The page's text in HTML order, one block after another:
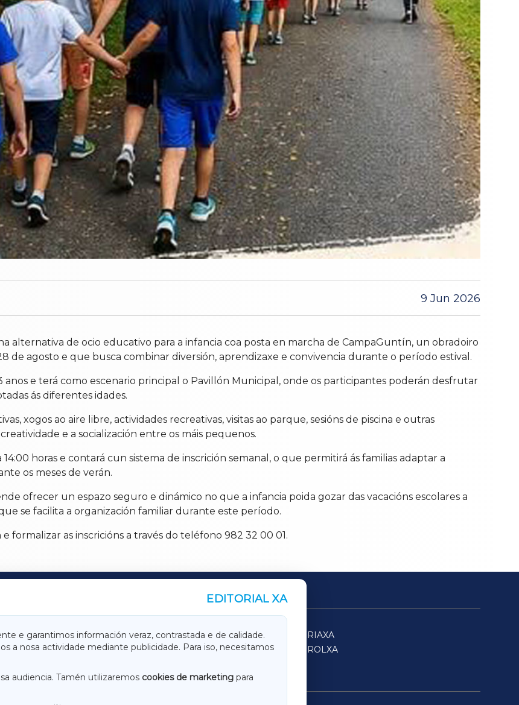
9 Jun 2026
alternativa de ocio educativo para a infancia coa posta en marcha de CampaGuntín, un obradoiro
de agosto e que busca combinar diversión, aprendizaxe e convivencia durante o período estival.
anos e terá como escenario principal o Pavillón Municipal, onde os participantes poderán desfrutar
ás diferentes idades.
xogos ao aire libre, actividades recreativas, visitas ao parque, sesións de piscina e outras
e a socialización entre os máis pequenos.
horas e contará cun sistema de inscrición semanal, o que permitirá ás familias adaptar a
os meses de verán.
ofrecer un espazo seguro e dinámico no que a infancia poida gozar das vacacións escolares a
se facilita a organización familiar durante este período.
formalizar as inscricións a través do teléfono 982 32 00 01.
EDITORIAL XA
e garantimos información veraz, contrastada e de calidade.
a nosa actividade mediante publicidade. Para iso, necesitamos
audiencia. Tamén utilizaremos cookies de marketing para
TERRACHAXA
SARRIAXA
ACORUÑAXA
FERROLXA